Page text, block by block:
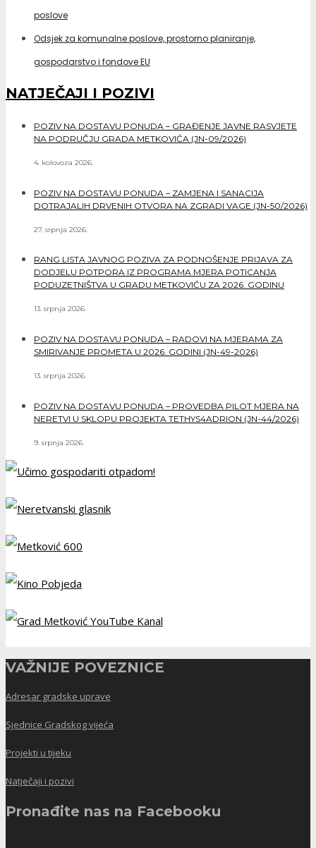
poslove
Odsjek za komunalne poslove, prostorno planiranje,
gospodarstvo i fondove EU
NATJEČAJI I POZIVI
POZIV NA DOSTAVU PONUDA – GRAĐENJE JAVNE RASVJETE
NA PODRUČJU GRADA METKOVIĆA (JN-09/2026)
4. kolovoza 2026.
POZIV NA DOSTAVU PONUDA – ZAMJENA I SANACIJA
DOTRAJALIH DRVENIH OTVORA NA ZGRADI VAGE (JN-50/2026)
27. srpnja 2026.
RANG LISTA JAVNOG POZIVA ZA PODNOŠENJE PRIJAVA ZA
DODJELU POTPORA IZ PROGRAMA MJERA POTICANJA
PODUZETNIŠTVA U GRADU METKOVIĆU ZA 2026. GODINU
13. srpnja 2026.
POZIV NA DOSTAVU PONUDA – RADOVI NA MJERAMA ZA
SMIRIVANJE PROMETA U 2026. GODINI (JN-49-2026)
13. srpnja 2026.
POZIV NA DOSTAVU PONUDA – PROVEDBA PILOT MJERA NA
NERETVI U SKLOPU PROJEKTA TETHYS4ADRION (JN-44/2026)
9. srpnja 2026.
VAŽNIJE POVEZNICE
Adresar gradske uprave
Sjednice Gradskog vijeća
Projekti u tijeku
Natječaji i pozivi
Pronađite nas na Facebooku